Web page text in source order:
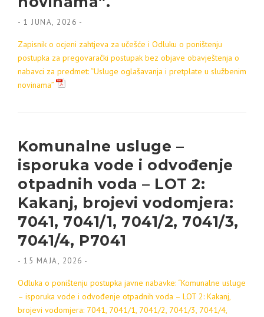
- 1 JUNA, 2026 -
Zapisnik o ocjeni zahtjeva za učešće i Odluku o poništenju
postupka za pregovarački postupak bez objave obavještenja o
nabavci za predmet: “Usluge oglašavanja i pretplate u službenim
novinama”
Komunalne usluge –
isporuka vode i odvođenje
otpadnih voda – LOT 2:
Kakanj, brojevi vodomjera:
7041, 7041/1, 7041/2, 7041/3,
7041/4, P7041
- 15 MAJA, 2026 -
Odluka o poništenju postupka javne nabavke: “Komunalne usluge
– isporuka vode i odvođenje otpadnih voda – LOT 2: Kakanj,
brojevi vodomjera: 7041, 7041/1, 7041/2, 7041/3, 7041/4,